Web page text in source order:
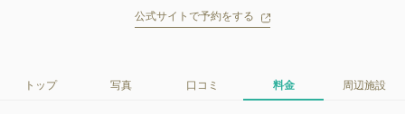
公式サイトで予約をする
トップ 写真 口コミ 料金 周辺施設